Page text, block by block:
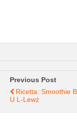
Previous Post
Riċetta: Smoothie
U L-Lewż